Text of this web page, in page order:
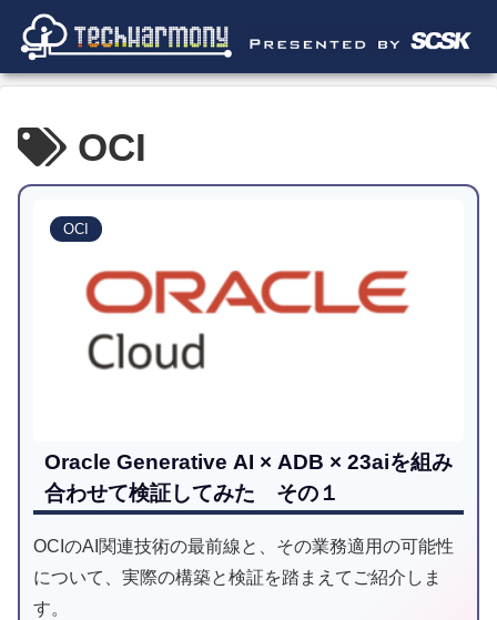
OCI
OCI
Oracle Generative AI × ADB × 23aiを組み
合わせて検証してみた その１
OCIのAI関連技術の最前線と、その業務適用の可能性
について、実際の構築と検証を踏まえてご紹介しま
す。